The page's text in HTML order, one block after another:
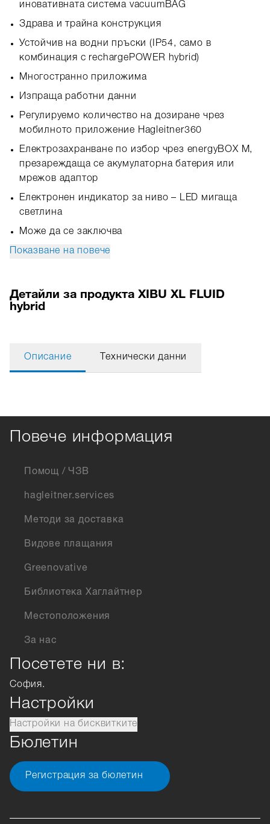
иновативната система vacuumBAG
Здрава и трайна конструкция
Устойчив на водни пръски (IP54, само в
комбинация с rechargePOWER hybrid)
Многостранно приложима
Изпраща работни данни
Регулируемо количество на дозиране чрез
мобилното приложение Hagleitner360
Електрозахранване по избор чрез energyBOX M,
презареждаща се акумулаторна батерия или
мрежов адаптор
Електронен индикатор за ниво – LED мигаща
светлина
Може да се заключва
Показване на повече
Детайли за продукта XIBU XL FLUID
hybrid
Описание Технически данни
Повече информация
Помощ / ЧЗВ
hagleitner.services
Методи за доставка
Видове плащания
Greenovative
Библиотека Хаглайтнер
Местоположения
За нас
Посетете ни в:
София.
Настройки
Настройки на бисквитките
Бюлетин
Регистрация за бюлетин